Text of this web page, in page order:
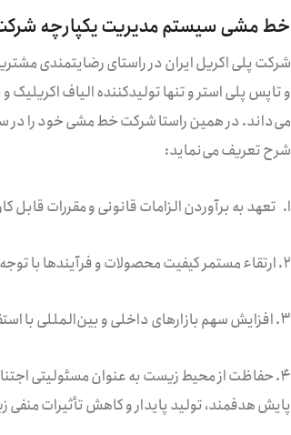
خط مشی سیستم مدیریت یکپارچه شرکت
شرکت پلی اکریل ایران در راستای رضایتمندی
و تاپس پلی استر و تنها تولید‌کننده الیاف
می‌داند. در همین راستا شرکت خط مشی خود را در
شرح تعریف می‌نماید:
ا. تعهد به برآوردن الزامات قانونی و مقررات
۲. ارتقاء مستمر کیفیت محصولات و فرآیند‌ها با توجه به نیاز‌ها و الزامات مشتریان
۳. افزایش سهم بازار‌های داخلی و بین‌المللی با استفاده از به حداکثر رساندن ظرفیت کامل کلیه خطوط تولید
۴. حفاظت از محیط زیست به عنوان مسئولیتی
پایش هدفمند، تولید پایدار و کاهش تأثیرات